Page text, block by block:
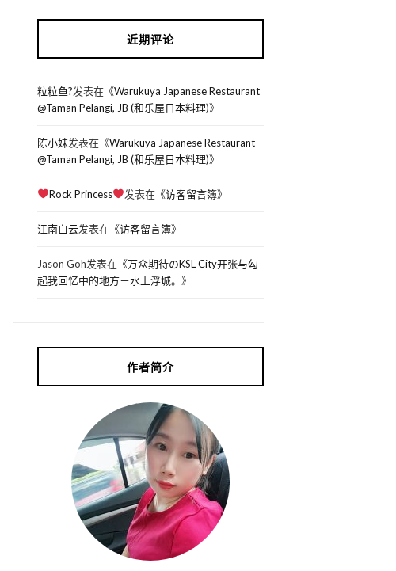
近期评论
粒粒鱼?发表在《Warukuya Japanese Restaurant
@Taman Pelangi, JB (和乐屋日本料理)》
陈小妹发表在《Warukuya Japanese Restaurant
@Taman Pelangi, JB (和乐屋日本料理)》
Rock Princess 发表在《访客留言簿》
江南白云发表在《访客留言簿》
Jason Goh发表在《万众期待のKSL City开张与勾
起我回忆中的地方－水上浮城。》
作者简介